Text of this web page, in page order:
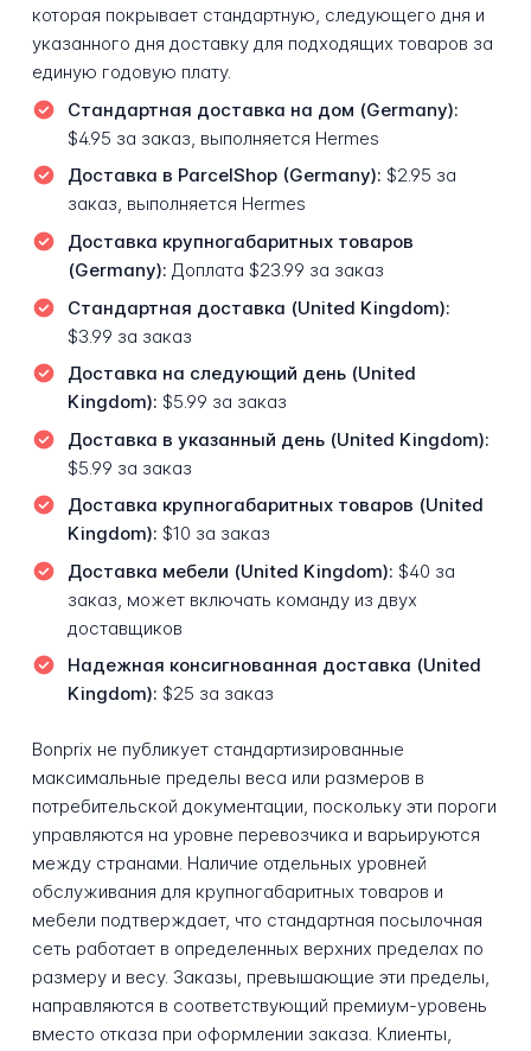
которая покрывает стандартную, следующего дня и
указанного дня доставку для подходящих товаров за
единую годовую плату.
Стандартная доставка на дом (Germany):
$4.95 за заказ, выполняется Hermes
Доставка в ParcelShop (Germany): $2.95 за
заказ, выполняется Hermes
Доставка крупногабаритных товаров
(Germany): Доплата $23.99 за заказ
Стандартная доставка (United Kingdom):
$3.99 за заказ
Доставка на следующий день (United
Kingdom): $5.99 за заказ
Доставка в указанный день (United Kingdom):
$5.99 за заказ
Доставка крупногабаритных товаров (United
Kingdom): $10 за заказ
Доставка мебели (United Kingdom): $40 за
заказ, может включать команду из двух
доставщиков
Надежная консигнованная доставка (United
Kingdom): $25 за заказ
Bonprix не публикует стандартизированные
максимальные пределы веса или размеров в
потребительской документации, поскольку эти пороги
управляются на уровне перевозчика и варьируются
между странами. Наличие отдельных уровней
обслуживания для крупногабаритных товаров и
мебели подтверждает, что стандартная посылочная
сеть работает в определенных верхних пределах по
размеру и весу. Заказы, превышающие эти пределы,
направляются в соответствующий премиум-уровень
вместо отказа при оформлении заказа. Клиенты,